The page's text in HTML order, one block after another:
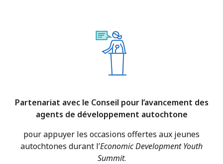
Partenariat avec le Conseil pour l’avancement des
agents de développement autochtone
pour appuyer les occasions offertes aux jeunes
autochtones durant l’Economic Development Youth
Summit.